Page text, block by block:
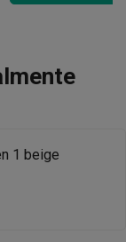
1 beige